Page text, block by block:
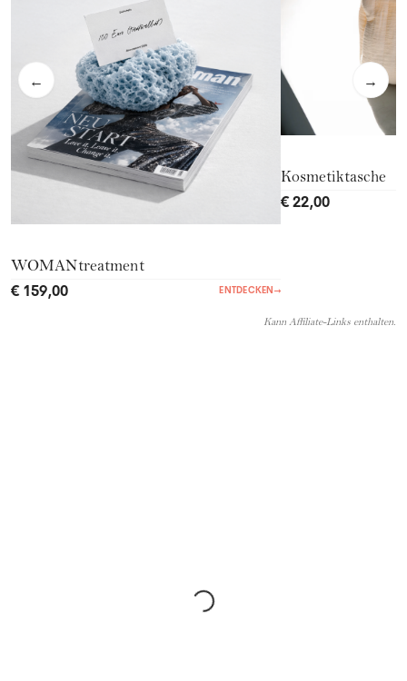
← →
WOMANtreatment
€ 159,00 ENTDECKEN →
Kosmetiktasche
€ 22,00
Kann Affiliate-Links enthalten.